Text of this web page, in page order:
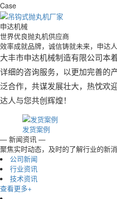
Case
申达机械
世界优良抛丸机供应商
效率成就品牌，诚信铸就未来，申达
大丰市申达机械制造有限公司本
详细的咨询服务，以更加完善的
泛合作，共谋发展壮大，热忱欢
达人与您共创辉煌！
发货案例
— 新闻资讯 —
聚焦实时动态，及时的了解行业的新
公司新闻
行业资讯
技术资讯
查看更多+